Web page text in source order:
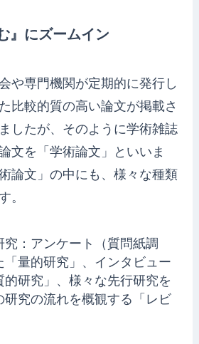
』にズームイン
や専門機関が定期的に発行し
比較的質の高い論文が掲載さ
したが、そのように学術雑誌
文を「学術論文」といいま
論文」の中にも、様々な種類
。
究：アンケート（質問紙調
「量的研究」、インタビュー
的研究」、様々な先行研究を
研究の流れを概観する「レビ